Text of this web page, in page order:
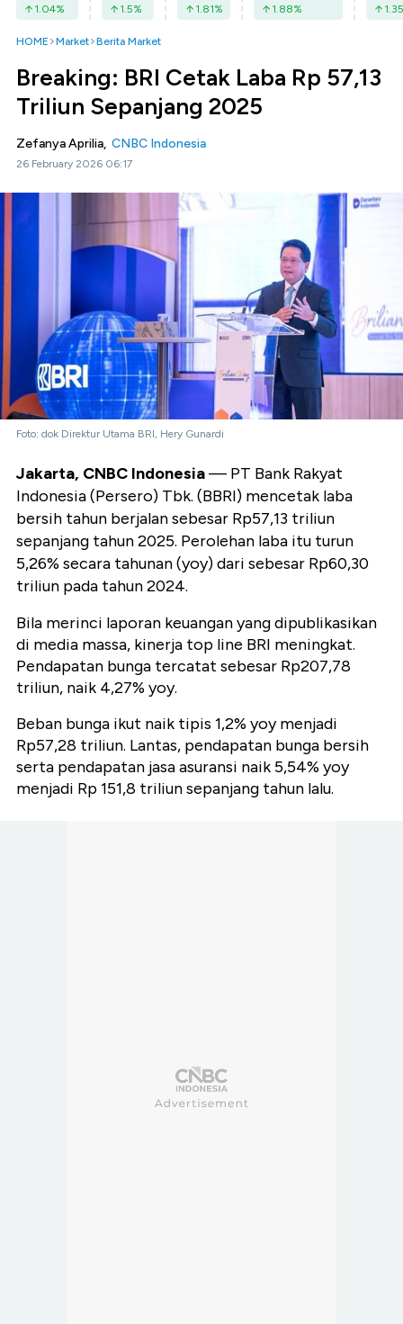
1.04% 1.5% 1.81% 1.88% 1.35
HOME Market Berita Market
Breaking: BRI Cetak Laba Rp 57,13
Triliun Sepanjang 2025
Zefanya Aprilia, CNBC Indonesia
26 February 2026 06:17
Foto: dok Direktur Utama BRI, Hery Gunardi
Jakarta, CNBC Indonesia— PT Bank Rakyat
Indonesia (Persero) Tbk. (BBRI) mencetak laba
bersih tahun berjalan sebesar Rp57,13 triliun
sepanjang tahun 2025. Perolehan laba itu turun
5,26% secara tahunan (yoy) dari sebesar Rp60,30
triliun pada tahun 2024.
Bila merinci laporan keuangan yang dipublikasikan
di media massa, kinerja top line BRI meningkat.
Pendapatan bunga tercatat sebesar Rp207,78
triliun, naik 4,27% yoy.
Beban bunga ikut naik tipis 1,2% yoy menjadi
Rp57,28 triliun. Lantas, pendapatan bunga bersih
serta pendapatan jasa asuransi naik 5,54% yoy
menjadi Rp 151,8 triliun sepanjang tahun lalu.